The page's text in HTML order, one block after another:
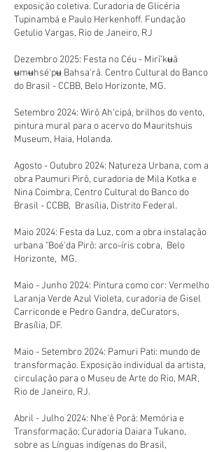
exposição coletiva. Curadoria de Glicéria
Tupinambá e Paulo Herkenhoff. Fundação
Getulio Vargas, Rio de Janeiro, RJ
Dezembro 2025: Festa no Céu - Mirĩ'kʉã
ʉmʉhsé'pʉ Bahsa'rã. Centro Cultural do Banco
do Brasil - CCBB, Belo Horizonte, MG.
Setembro 2024: Wirõ Ah'cipá, brilhos do vento,
pintura mural para o acervo do Mauritshuis
Museum, Haia, Holanda.
Agosto - Outubro 2024: Natureza Urbana, com a
obra Paumuri Pirõ, curadoria de Mila Kotka e
Nina Coimbra, Centro Cultural do Banco do
Brasil - CCBB, Brasília, Distrito Federal.
Maio 2024: Festa da Luz, com a obra instalação
urbana "Boé'da Pirõ: arco-íris cobra, Belo
Horizonte, MG.
Maio - Junho 2024: Pintura como cor: Vermelho
Laranja Verde Azul Violeta, curadoria de Gisel
Carriconde e Pedro Gandra, deCurators,
Brasília, DF.
Maio - Setembro 2024: Pamuri Pati: mundo de
transformação. Exposição individual da artista,
circulação para o Museu de Arte do Rio, MAR,
Rio de Janeiro, RJ.
Abril - Julho 2024: Nhe'ê Porã: Memória e
Transformação; Curadoria Daiara Tukano,
sobre as Línguas indígenas do Brasil,